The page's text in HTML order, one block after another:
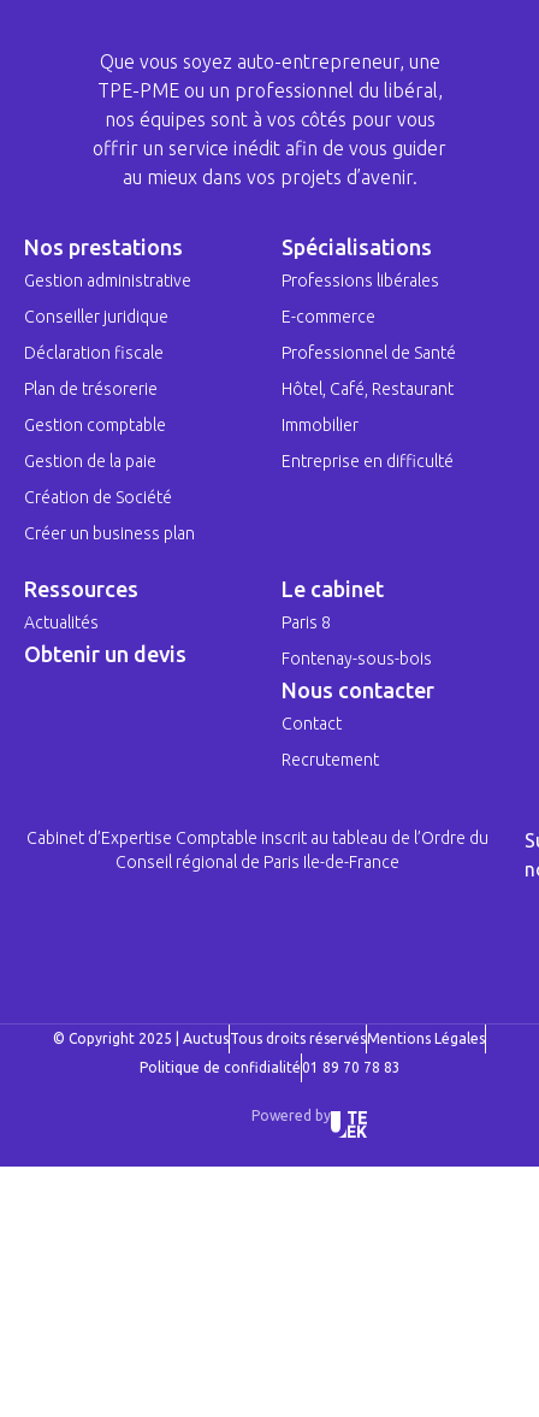
Que vous soyez auto-entrepreneur, une
TPE-PME ou un professionnel du libéral,
nos équipes sont à vos côtés pour vous
offrir un service inédit afin de vous guider
au mieux dans vos projets d’avenir.
Nos prestations
Gestion administrative
Conseiller juridique
Déclaration fiscale
Plan de trésorerie
Gestion comptable
Gestion de la paie
Création de Société
Créer un business plan
Spécialisations
Professions libérales
E-commerce
Professionnel de Santé
Hôtel, Café, Restaurant
Immobilier
Entreprise en difficulté
Ressources
Actualités
Obtenir un devis
Le cabinet
Paris 8
Fontenay-sous-bois
Nous contacter
Contact
Recrutement
Cabinet d’Expertise Comptable inscrit au tableau de l’Ordre du
Conseil régional de Paris Ile-de-France
© Copyright 2025 | AuctusTous droits réservésMentions Légales
Politique de confidialité01 89 70 78 83
Powered by